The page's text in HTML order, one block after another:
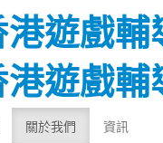
關於我們
資訊